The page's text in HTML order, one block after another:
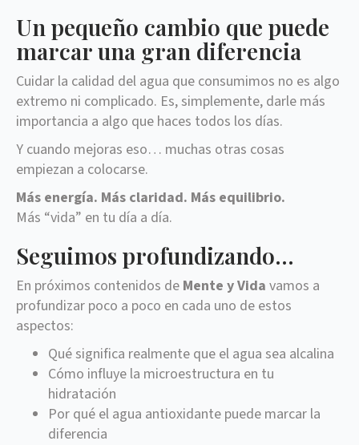
Un pequeño cambio que puede
marcar una gran diferencia
Cuidar la calidad del agua que consumimos no es algo
extremo ni complicado. Es, simplemente, darle más
importancia a algo que haces todos los días.
Y cuando mejoras eso… muchas otras cosas
empiezan a colocarse.
Más energía. Más claridad. Más equilibrio.
Más “vida” en tu día a día.
Seguimos profundizando…
En próximos contenidos de Mente y Vida vamos a
profundizar poco a poco en cada uno de estos
aspectos:
Qué significa realmente que el agua sea alcalina
Cómo influye la microestructura en tu
hidratación
Por qué el agua antioxidante puede marcar la
diferencia